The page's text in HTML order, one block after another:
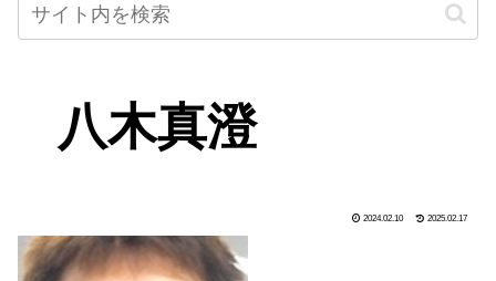
八木真澄
2024.02.10 2025.02.17